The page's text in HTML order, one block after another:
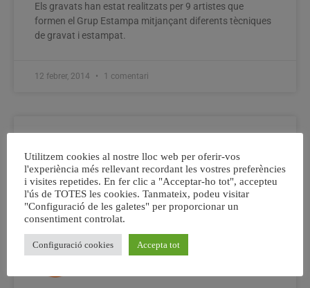
Els gravats han estat realitzats per 9 artistes que
formen el Grup Estampa mitjançant diferents tècniques
de gravat i estampat.
12 febrer, 2014 1 comentari
Utilitzem cookies al nostre lloc web per oferir-vos
l'experiència més rellevant recordant les vostres preferències
i visites repetides. En fer clic a "Acceptar-ho tot", accepteu
l'ús de TOTES les cookies. Tanmateix, podeu visitar
"Configuració de les galetes" per proporcionar un
consentiment controlat.
Configuració cookies Accepta tot